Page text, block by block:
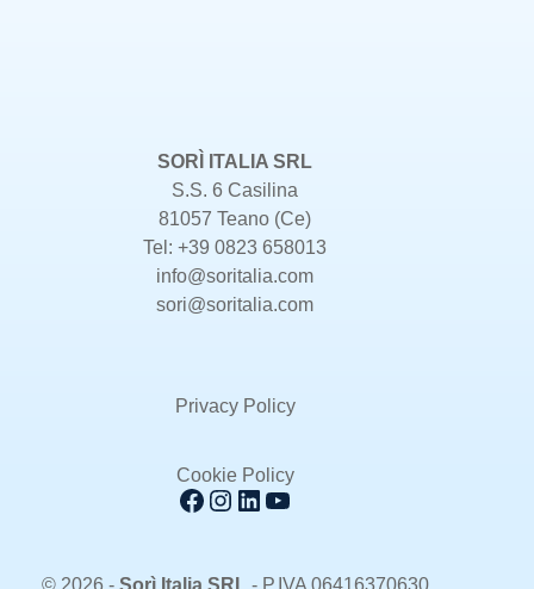
SORÌ ITALIA SRL
S.S. 6 Casilina
81057 Teano (Ce)
Tel: +39 0823 658013
info@soritalia.com
sori@soritalia.com
Privacy Policy
Cookie Policy
Facebook
Instagram
LinkedIn
YouTube